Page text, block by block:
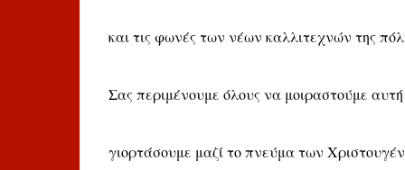
και τις φωνές των νέων καλλιτεχνών της
Σας περιμένουμε όλους να μοιραστούμε
γιορτάσουμε μαζί το πνεύμα των